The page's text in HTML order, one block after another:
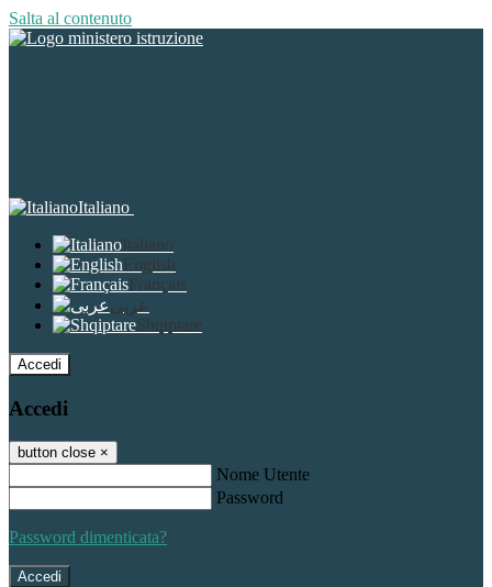
Salta al contenuto
Italiano
Italiano
English
Français
عربى
Shqiptare
Accedi
Accedi
button close ×
Nome Utente
Password
Password dimenticata?